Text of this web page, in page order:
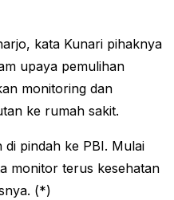
kata Kunari pihaknya
upaya pemulihan
monitoring dan
ke rumah sakit.
di pindah ke PBI. Mulai
monitor terus kesehatan
(*)